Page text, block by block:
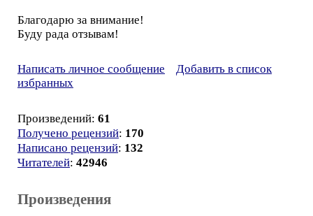
Благодарю за внимание!
Буду рада отзывам!
Написать личное сообщение
Добавить в список
избранных
Произведений: 61
Получено рецензий: 170
Написано рецензий: 132
Читателей: 42946
Произведения